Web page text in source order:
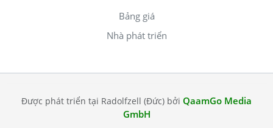
Bảng giá
Nhà phát triển
Được phát triển tại Radolfzell (Đức) bởi QaamGo Media
GmbH